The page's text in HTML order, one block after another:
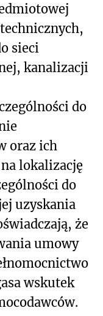
sieci
kanalizacji
do
oraz ich
lokalizację
do
uzyskania
że
umowy
wskutek